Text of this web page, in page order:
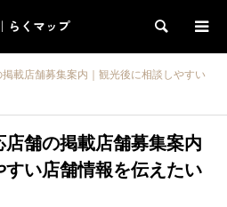
らくマップ 検索
載店舗募集案内｜観光後に相談しやすい
舗の掲載店舗募集案内
すい店舗情報を伝えたい